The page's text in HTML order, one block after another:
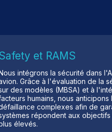
et RAMS
intégrons la sécurité dans
Grâce à l'évaluation de la
des modèles (MBSA) et à
humains, nous anticipons
complexes afin de
répondent aux
élevés.